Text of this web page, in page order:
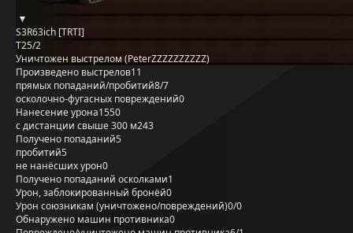
S3R63ich [TRTI]
T25/2
Уничтожен выстрелом (PeterZZZZZZZZZZ)
Произведено выстрелов11
прямых попаданий/пробитий8/7
осколочно-фугасных повреждений0
Нанесение урона1550
с дистанции свыше 300 м243
Получено попаданий5
пробитий5
не нанёсших урон0
Получено попаданий осколками1
Урон, заблокированный бронёй0
Урон союзникам (уничтожено/повреждений)0/0
Обнаружено машин противника0